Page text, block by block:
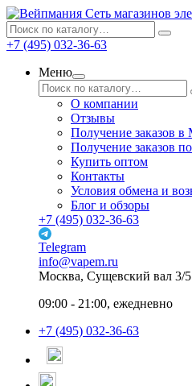
Сеть магазинов
+7 (495) 032-36-63
Меню
О компании
Отзывы
Получение заказов в
Получение заказов
Купить оптом
Контакты
Условия обмена и
Блог и обзоры
+7 (495) 032-36-63
Telegram
info@vapem.ru
Москва, Сущевский вал 3/5
09:00 - 21:00, ежедневно
+7 (495) 032-36-63